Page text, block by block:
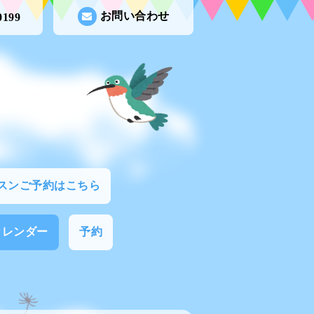
お問い合わせ
ンご予約はこちら
ンダー 予約